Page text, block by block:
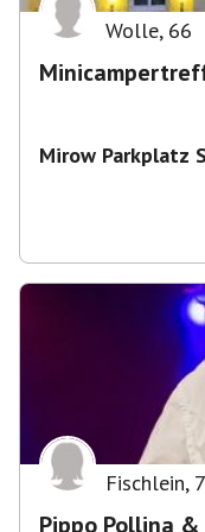
Wolle, 66
Mirow Parkplatz
Fischlein,
Pippo Pollina